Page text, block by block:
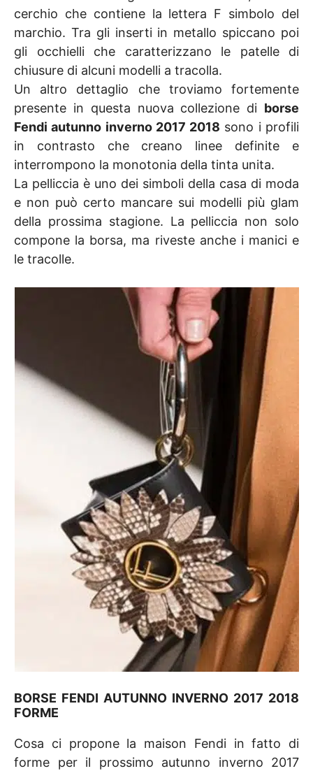
cerchio che contiene la lettera F simbolo del
marchio. Tra gli inserti in metallo spiccano poi
gli occhielli che caratterizzano le patelle di
chiusure di alcuni modelli a tracolla.
Un altro dettaglio che troviamo fortemente
presente in questa nuova collezione di borse
Fendi autunno inverno 2017 2018 sono i profili
in contrasto che creano linee definite e
interrompono la monotonia della tinta unita.
La pelliccia è uno dei simboli della casa di moda
e non può certo mancare sui modelli più glam
della prossima stagione. La pelliccia non solo
compone la borsa, ma riveste anche i manici e
le tracolle.
BORSE FENDI AUTUNNO INVERNO 2017 2018
FORME
Cosa ci propone la maison Fendi in fatto di
forme per il prossimo autunno inverno 2017